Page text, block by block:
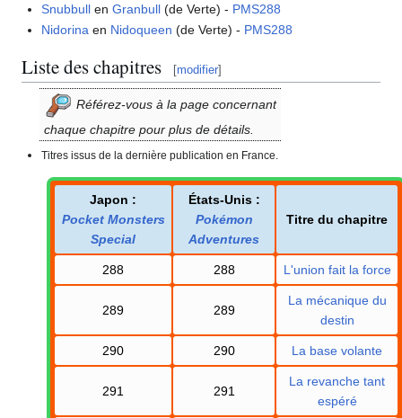
Snubbull enGranbull (de Verte) - PMS288
Nidorina en Nidoqueen (de Verte) - PMS288
Liste des chapitres [modifier]
Référez-vous à la page concernant
chaque chapitre pour plus de détails.
Titres issus de la dernière publication en France.
Japon :
Pocket Monsters
Special
États-Unis :
Pokémon
Adventures
Titre du chapitre
288 288 L'union fait la force
289 289
La mécanique du
destin
290 290 La base volante
291 291
La revanche tant
espéré